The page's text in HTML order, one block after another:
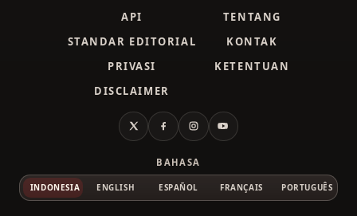
API
TENTANG
STANDAR EDITORIAL
KONTAK
PRIVASI
KETENTUAN
DISCLAIMER
X FacebookInstagramYouTube
BAHASA
INDONESIA ENGLISH ESPAÑOL FRANÇAIS PORTUGUÊS